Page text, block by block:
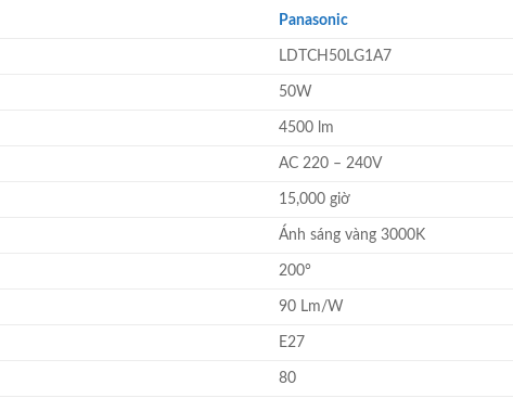
Panasonic
LDTCH50LG1A7
50W
4500 lm
AC 220 – 240V
15,000 giờ
Ánh sáng vàng 3000K
200°
90 Lm/W
E27
80